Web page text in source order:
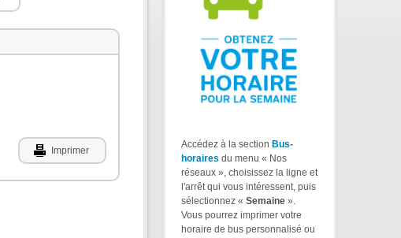
Imprimer
Accédez à la section Bus-
horaires du menu « Nos
réseaux », choisissez la ligne et
l'arrêt qui vous intéressent, puis
sélectionnez « Semaine ».
Vous pourrez imprimer votre
horaire de bus personnalisé ou